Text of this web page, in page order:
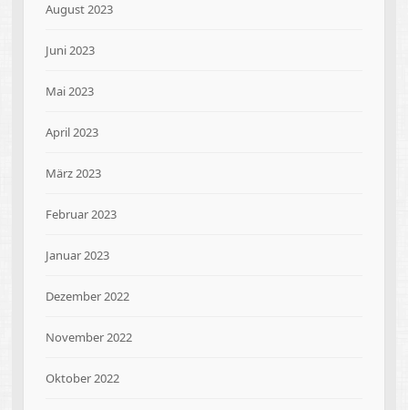
August 2023
Juni 2023
Mai 2023
April 2023
März 2023
Februar 2023
Januar 2023
Dezember 2022
November 2022
Oktober 2022